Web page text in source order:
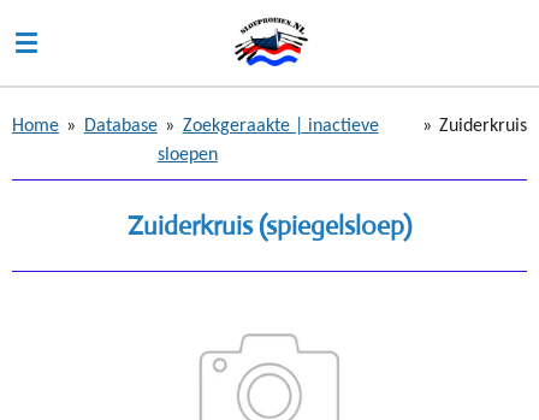
direct
naar
hoofdinhoud
Home » Database » Zoekgeraakte | inactieve
sloepen
» Zuiderkruis
Zuiderkruis (spiegelsloep)